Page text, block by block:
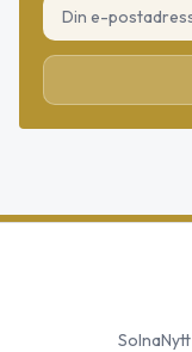
SolnaNytt